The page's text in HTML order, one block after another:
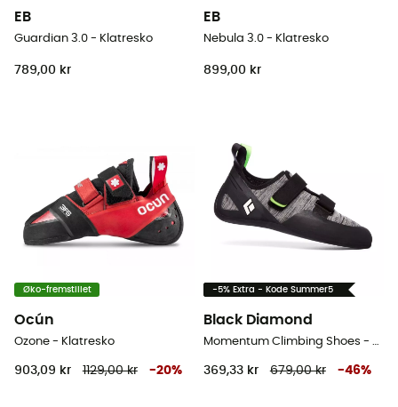
EB
Guardian 3.0 - Klatresko
789,00 kr
EB
Nebula 3.0 - Klatresko
899,00 kr
Øko-fremstillet
Ocún
Ozone - Klatresko
903,09 kr 1129,00 kr -20%
-5% Extra - Kode Summer5
Black Diamond
Momentum Climbing Shoes - Klatresko Herrer
369,33 kr 679,00 kr -46%